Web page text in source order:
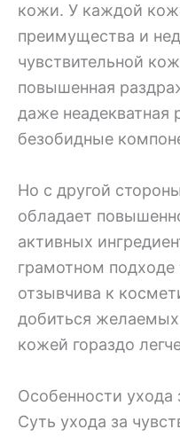
кожи. У каждой
преимущества и
чувствительной
повышенная
даже неадекватная
безобидные
Но с другой
обладает
активных
грамотном подходе
отзывчива к
добиться желаемых
кожей гораздо
Особенности ухода
Суть ухода за